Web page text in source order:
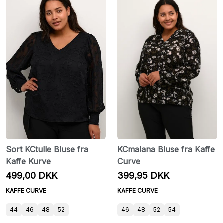
Sort KCtulle Bluse fra
Kaffe Kurve
499,00 DKK
KAFFE CURVE
44 46 48 52
KCmalana Bluse fra Kaffe
Curve
399,95 DKK
KAFFE CURVE
46 48 52 54